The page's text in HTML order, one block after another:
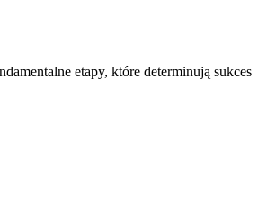
etapy, które determinują sukces